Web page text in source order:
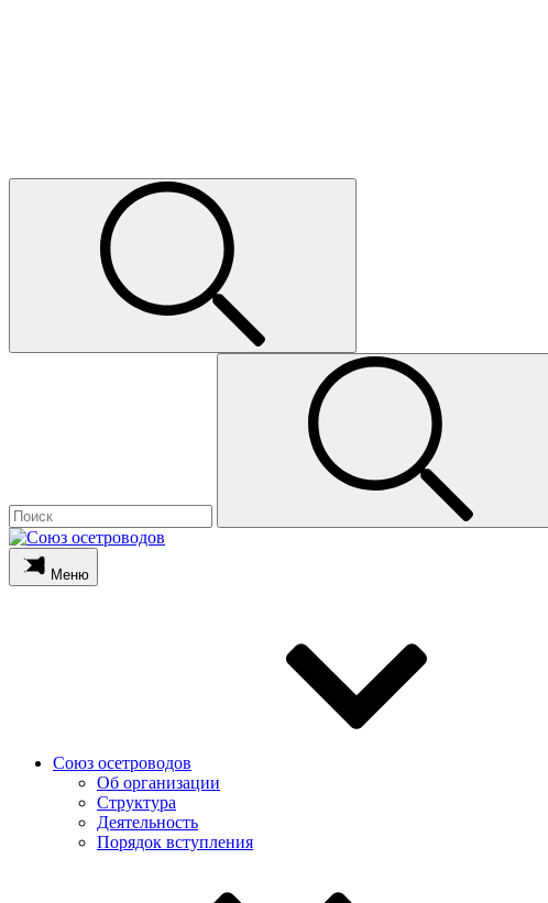
Меню
Союз осетроводов
Об организации
Структура
Деятельность
Порядок вступления